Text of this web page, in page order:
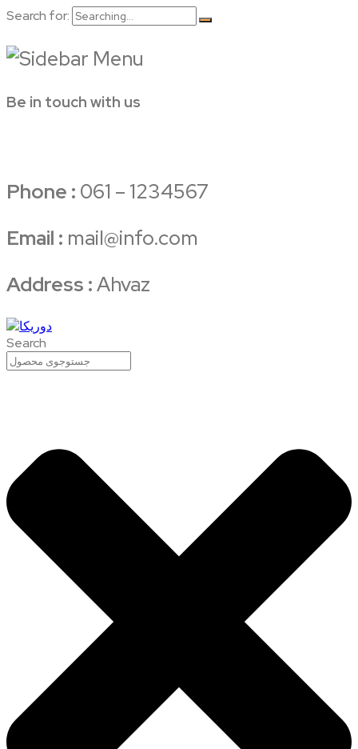
Search for:
Be in touch with us
Phone : 061 – 1234567
Email : mail@info.com
Address :Ahvaz
Search